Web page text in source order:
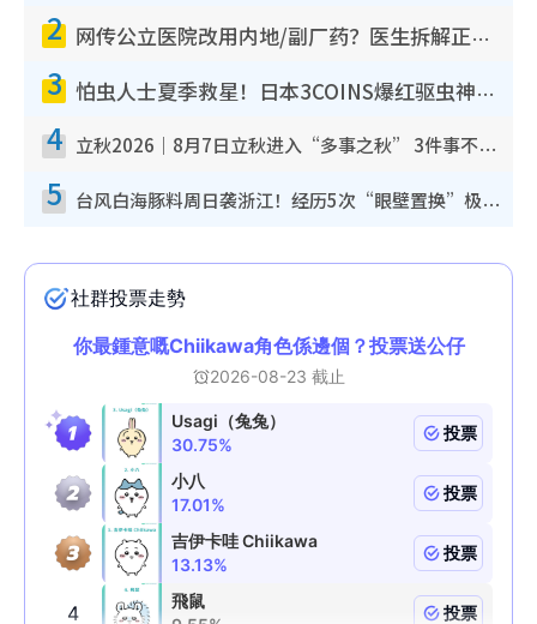
2 网传公立医院改用内地/副厂药？医生拆解正副厂分别，揭4类人换药随时出事
3 怕虫人士夏季救星！日本3COINS爆红驱虫神器$45起 1招“全程免触碰”轻松搞定小强
4 立秋2026｜8月7日立秋进入“多事之秋” 3件事不可做！专家教6招开运 清杂物／钱包纳气接好运
5 台风白海豚料周日袭浙江！经历5次“眼壁置换”极罕见 成登陆内地最长途台风